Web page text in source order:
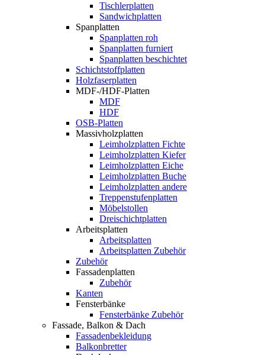
Tischlerplatten
Sandwichplatten
Spanplatten
Spanplatten roh
Spanplatten furniert
Spanplatten beschichtet
Schichtstoffplatten
Holzfaserplatten
MDF-/HDF-Platten
MDF
HDF
OSB-Platten
Massivholzplatten
Leimholzplatten Fichte
Leimholzplatten Kiefer
Leimholzplatten Eiche
Leimholzplatten Buche
Leimholzplatten andere
Treppenstufenplatten
Möbelstollen
Dreischichtplatten
Arbeitsplatten
Arbeitsplatten
Arbeitsplatten Zubehör
Zubehör
Fassadenplatten
Zubehör
Kanten
Fensterbänke
Fensterbänke Zubehör
Fassade, Balkon & Dach
Fassadenbekleidung
Balkonbretter